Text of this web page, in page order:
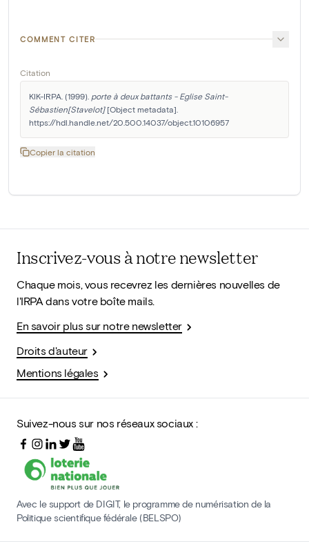
COMMENT CITER
Citation
KIK-IRPA. (1999). porte à deux battants - Eglise Saint-
Sébastien[Stavelot] [Object metadata].
https://hdl.handle.net/20.500.14037/object.10106957
Copier la citation
Inscrivez-vous à notre newsletter
Chaque mois, vous recevrez les dernières nouvelles de
l'IRPA dans votre boîte mails.
En savoir plus sur notre newsletter
Droits d'auteur
Mentions légales
Suivez-nous sur nos réseaux sociaux :
Avec le support de DIGIT, le programme de numérisation de la
Politique scientifique fédérale (BELSPO)